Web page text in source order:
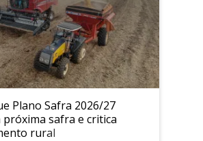
Plano Safra 2026/27
safra e critica
rural